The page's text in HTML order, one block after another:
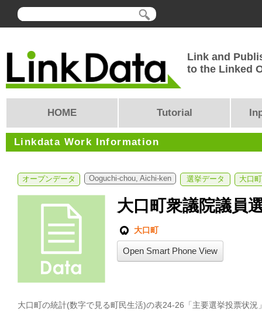
Link and
to the Linked
HOME Tutorial
Linkdata Work Information
オープンデータ Ooguchi-chou, Aichi-ken 選挙データ 大口
大口町衆議院議員
大口町
Open Smart Phone View
大口町の統計(数字で見る町民生活)の表24-26「主要選挙投票状況